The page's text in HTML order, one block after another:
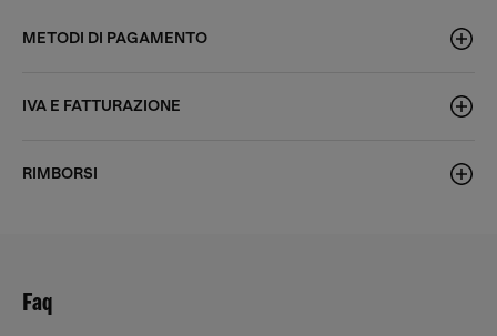
METODI DI PAGAMENTO
IVA E FATTURAZIONE
RIMBORSI
Faq